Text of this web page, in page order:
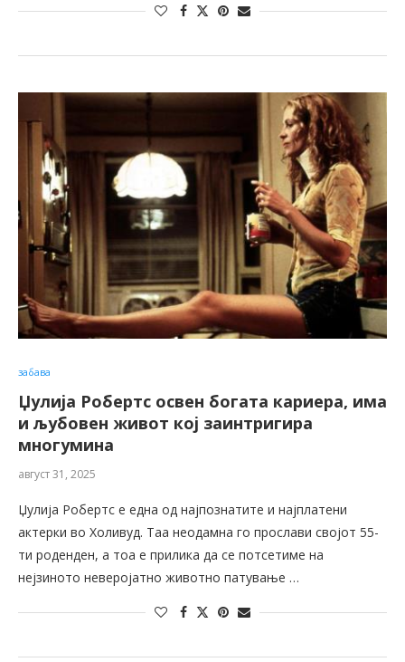
забава
Џулија Робертс освен богата кариера, има
и љубовен живот кој заинтригира
многумина
август 31, 2025
Џулија Робертс е една од најпознатите и најплатени
актерки во Холивуд. Таа неодамна го прослави својот 55-
ти роденден, а тоа е прилика да се потсетиме на
нејзиното неверојатно животно патување …